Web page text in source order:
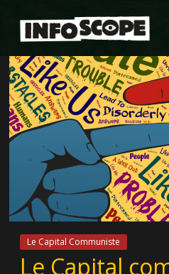
contenu
Le Capital Communiste
Le Capital